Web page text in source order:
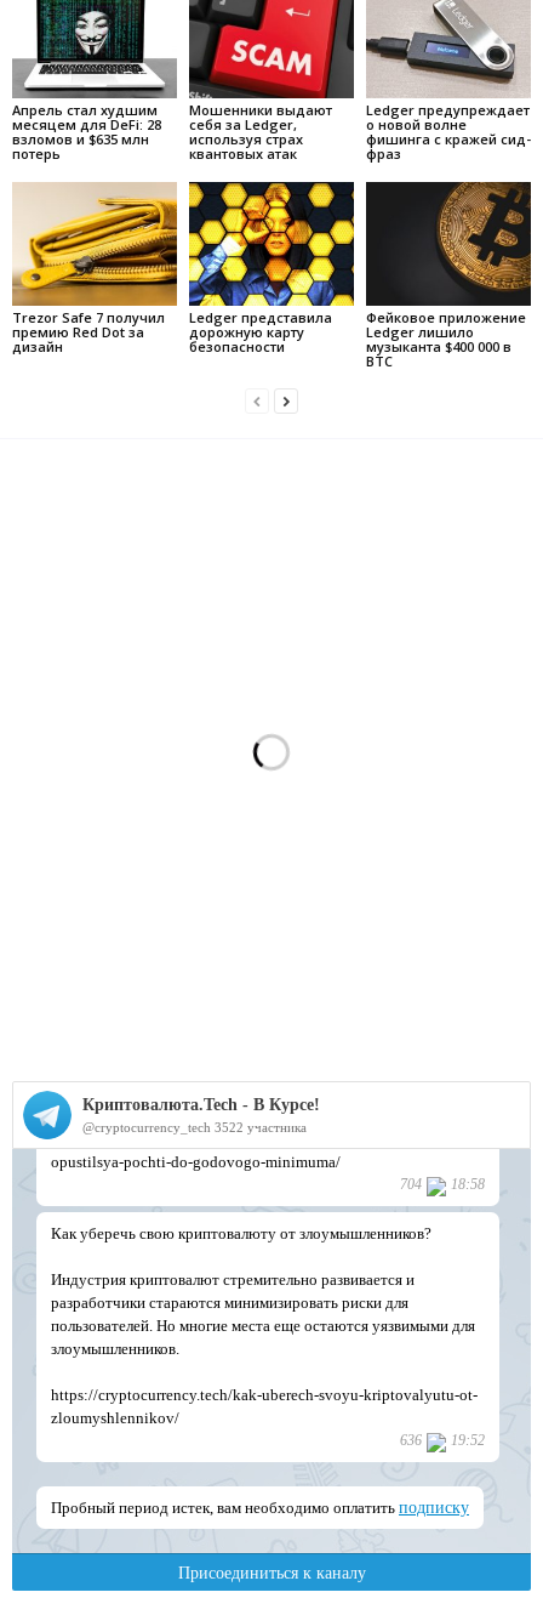
Апрель стал худшим
месяцем для DeFi: 28
взломов и $635 млн
потерь
Мошенники выдают
себя за Ledger,
используя страх
квантовых атак
Ledger предупреждает
о новой волне
фишинга с кражей сид-
фраз
Trezor Safe 7 получил
премию Red Dot за
дизайн
Ledger представила
дорожную карту
безопасности
Фейковое приложение
Ledger лишило
музыканта $400 000 в
BTC